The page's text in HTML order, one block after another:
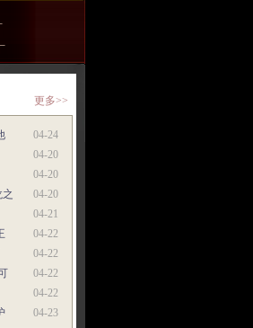
更多>>
04-24
04-20
04-20
04-20
04-21
04-22
04-22
04-22
04-22
04-23